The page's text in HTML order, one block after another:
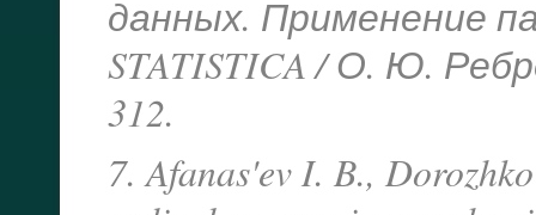
данных. Применение
STATISTICA/ О. Ю.
312.
7. Afanas'ev I. B.,